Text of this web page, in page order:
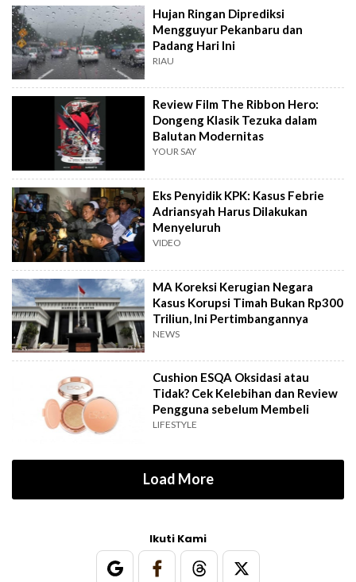
Hujan Ringan Diprediksi
Mengguyur Pekanbaru dan
Padang Hari Ini
RIAU
Review Film The Ribbon Hero:
Dongeng Klasik Tezuka dalam
Balutan Modernitas
YOUR SAY
Eks Penyidik KPK: Kasus Febrie
Adriansyah Harus Dilakukan
Menyeluruh
VIDEO
MA Koreksi Kerugian Negara
Kasus Korupsi Timah Bukan Rp300
Triliun, Ini Pertimbangannya
NEWS
Cushion ESQA Oksidasi atau
Tidak? Cek Kelebihan dan Review
Pengguna sebelum Membeli
LIFESTYLE
Load More
Ikuti Kami